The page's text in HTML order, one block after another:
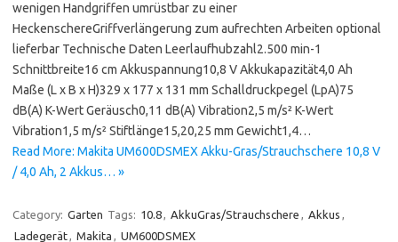
wenigen Handgriffen umrüstbar zu einer
HeckenschereGriffverlängerung zum aufrechten Arbeiten optional
lieferbar Technische Daten Leerlaufhubzahl2.500 min-1
Schnittbreite16 cm Akkuspannung10,8 V Akkukapazität4,0 Ah
Maße (L x B x H)329 x 177 x 131 mm Schalldruckpegel (LpA)75
dB(A) K-Wert Geräusch0,11 dB(A) Vibration2,5 m/s² K-Wert
Vibration1,5 m/s² Stiftlänge15,20,25 mm Gewicht1,4…
Read More: Makita UM600DSMEX Akku-Gras/Strauchschere 10,8 V
/ 4,0 Ah, 2 Akkus… »
Category: Garten Tags: 10.8, AkkuGras/Strauchschere , Akkus ,
Ladegerät, Makita , UM600DSMEX